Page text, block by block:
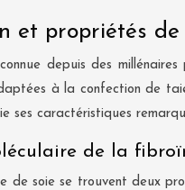
et propriétés
depuis des
à la confection de
ses caractéristiques
de la
soie se trouvent deux